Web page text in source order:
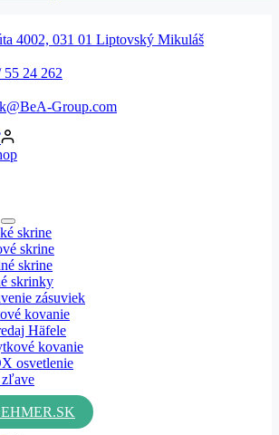
4002, 031 01 Liptovský Mikuláš
55 24 262
Group.com
skrine
skrine
skrine
skrinky
zásuviek
kovanie
Häfele
kovanie
osvetlenie